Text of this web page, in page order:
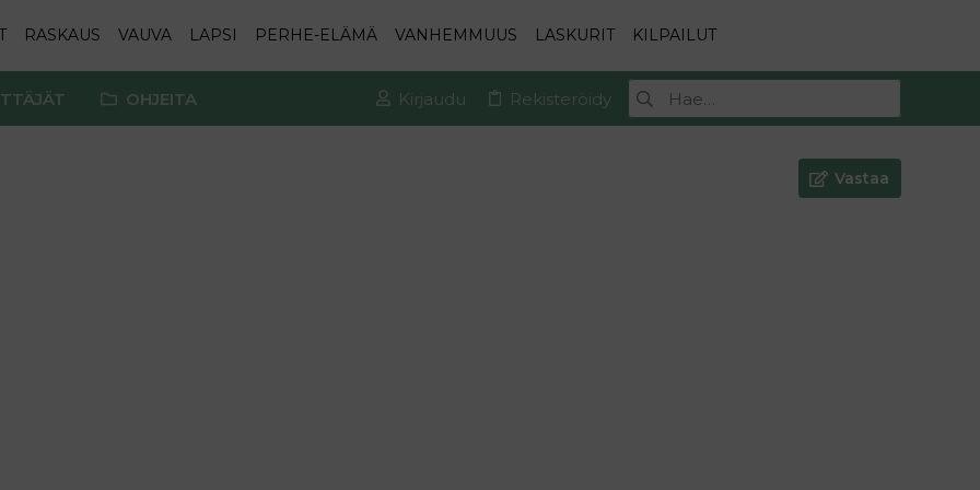
RASKAUS VAUVA LAPSI PERHE-ELÄMÄ VANHEMMUUS LASKURIT KILPAILUT
OHJEITA Kirjaudu Rekisteröidy
Vastaa